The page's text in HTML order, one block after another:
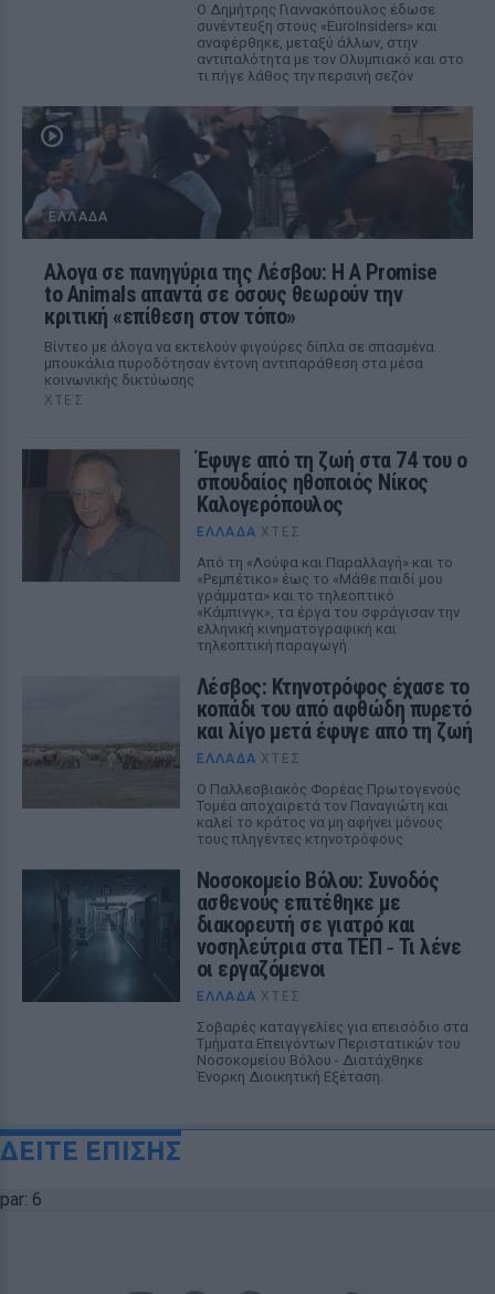
Ο Δημήτρης Γιαννακόπουλος έδωσε
συνέντευξη στους «EuroInsiders» και
αναφέρθηκε, μεταξύ άλλων, στην
αντιπαλότητα με τον Ολυμπιακό και στο
τι πήγε λάθος την περσινή σεζόν
ΕΛΛΆΔΑ
Αλογα σε πανηγύρια της Λέσβου: Η A Promise
to Animals απαντά σε όσους θεωρούν την
κριτική «επίθεση στον τόπο»
Βίντεο με άλογα να εκτελούν φιγούρες δίπλα σε σπασμένα
μπουκάλια πυροδότησαν έντονη αντιπαράθεση στα μέσα
κοινωνικής δικτύωσης
ΧΤΕΣ
Έφυγε από τη ζωή στα 74 του ο
σπουδαίος ηθοποιός Νίκος
Καλογερόπουλος
ΕΛΛΆΔΑ ΧΤΕΣ
Από τη «Λούφα και Παραλλαγή» και το
«Ρεμπέτικο» έως το «Μάθε παιδί μου
γράμματα» και το τηλεοπτικό
«Κάμπινγκ», τα έργα του σφράγισαν την
ελληνική κινηματογραφική και
τηλεοπτική παραγωγή
Λέσβος: Κτηνοτρόφος έχασε το
κοπάδι του από αφθώδη πυρετό
και λίγο μετά έφυγε από τη ζωή
ΕΛΛΆΔΑ ΧΤΕΣ
Ο Παλλεσβιακός Φορέας Πρωτογενούς
Τομέα αποχαιρετά τον Παναγιώτη και
καλεί το κράτος να μη αφήνει μόνους
τους πληγέντες κτηνοτρόφους
Νοσοκομείο Βόλου: Συνοδός
ασθενούς επιτέθηκε με
διακορευτή σε γιατρό και
νοσηλεύτρια στα ΤΕΠ ‑ Τι λένε
οι εργαζόμενοι
ΕΛΛΆΔΑ ΧΤΕΣ
Σοβαρές καταγγελίες για επεισόδιο στα
Τμήματα Επειγόντων Περιστατικών του
Νοσοκομείου Βόλου - Διατάχθηκε
Ένορκη Διοικητική Εξέταση.
ΔΕΙΤΕ ΕΠΙΣΗΣ
par: 6